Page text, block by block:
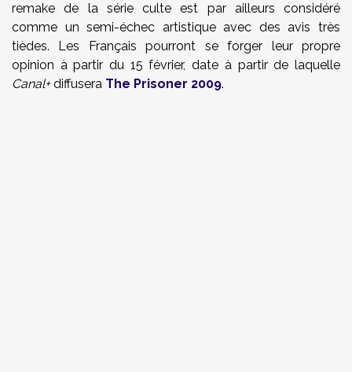
remake de la série culte est par ailleurs considéré
comme un semi-échec artistique avec des avis très
tièdes. Les Français pourront se forger leur propre
opinion à partir du 15 février, date à partir de laquelle
Canal+diffusera The Prisoner 2009.